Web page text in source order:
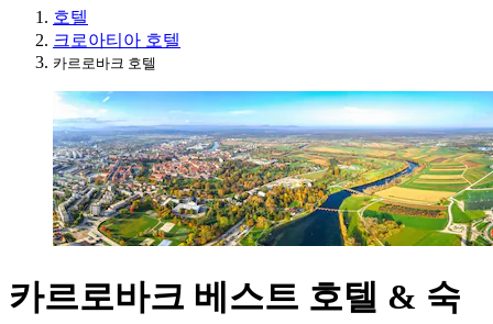
호텔
크로아티아 호텔
카르로바크 호텔
카르로바크 베스트 호텔 & 숙